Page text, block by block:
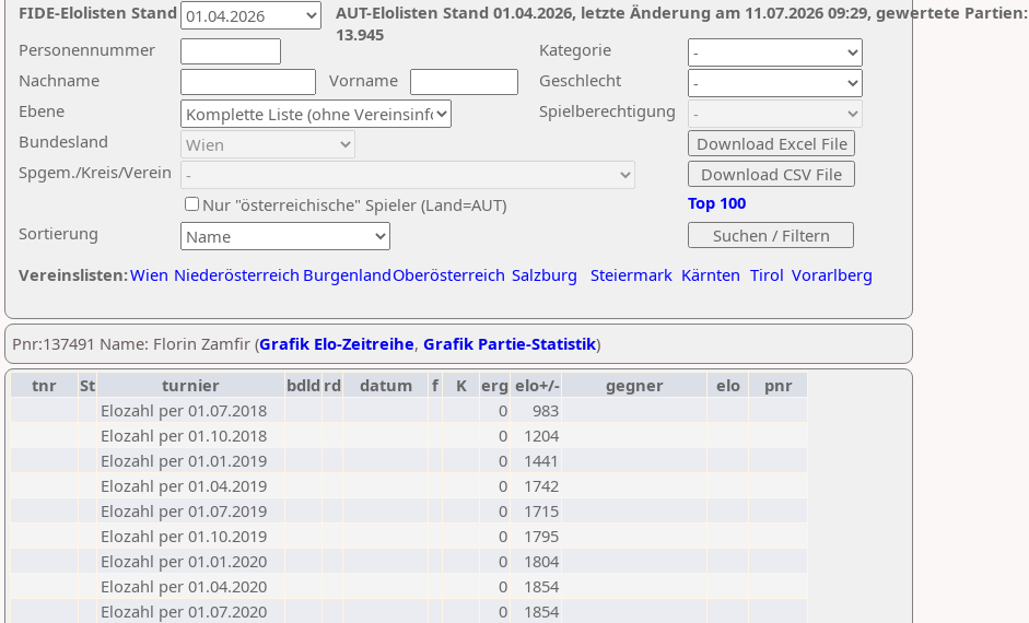
Nachname
Vorname
Ebene
Kategorie
Sortierung
Personennummer
Bundesland
Spgem./Kreis/Verein
Geschlecht
Nur "österreichische" Spieler (Land=AUT)
Spielberechtigung
Vereinslisten:Wien Niederösterreich BurgenlandOberösterreich Salzburg Steiermark Kärnten Tirol Vorarlberg
Top 100
AUT-Elolisten Stand 01.04.2026, letzte Änderung am 11.07.2026 09:29, gewertete Partien:
13.945
FIDE-Elolisten Stand
Pnr:137491 Name: Florin Zamfir (Grafik Elo-Zeitreihe, Grafik Partie-Statistik)
tnr
St turnier bdld rd datum f K erg elo+/- gegner elo
pnr
Elozahl per 01.07.2018
0
983
Elozahl per 01.10.2018
0
1204
Elozahl per 01.01.2019
0
1441
Elozahl per 01.04.2019
0
1742
Elozahl per 01.07.2019
0
1715
Elozahl per 01.10.2019
0
1795
Elozahl per 01.01.2020
0
1804
Elozahl per 01.04.2020
0
1854
Elozahl per 01.07.2020
0
1854